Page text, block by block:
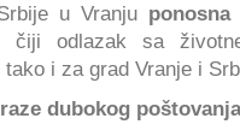
u Vranju ponosna
čiji odlazak sa
i za grad Vranje i
dubokog